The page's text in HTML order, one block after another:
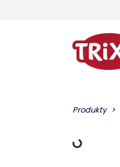
Produkty
Dane